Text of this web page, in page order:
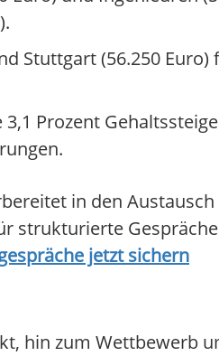
Stuttgart (56.250 Euro)
Prozent
in den
strukturierte
jetzt sichern
hin zum Wettbewerb